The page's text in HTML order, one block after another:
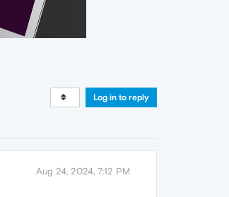
Log in to reply
Aug 24, 2024, 7:12 PM